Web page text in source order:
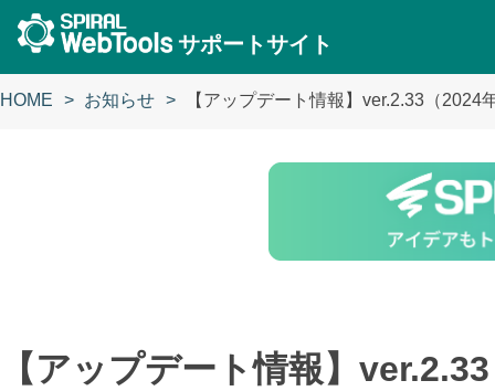
サポートサイト
HOME お知らせ 【アップデート情報】ver.2.33（2024
【アップデート情報】